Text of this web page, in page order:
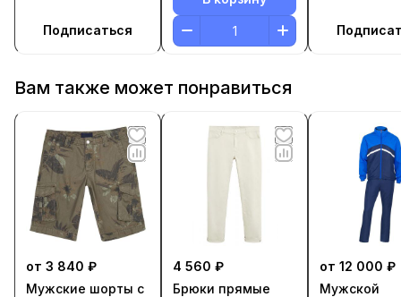
Подписаться
Вам также может понравиться
от 3 840 ₽
Мужские шорты с
4 560 ₽
Брюки прямые
от 12 000 ₽
Мужской